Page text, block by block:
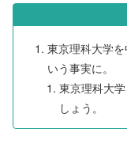
東京理科大学
いう事実に。
東京理科大
しょう。